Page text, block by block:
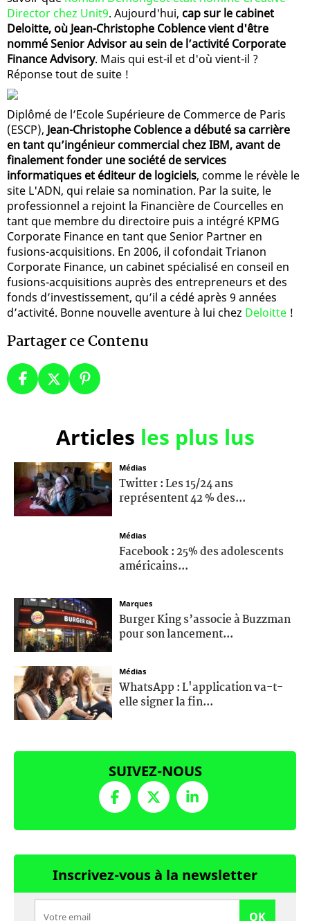
Director chez Unit9. Aujourd'hui, cap sur le cabinet
Deloitte, où Jean-Christophe Coblence vient d'être
nommé Senior Advisor au sein de l’activité Corporate
Finance Advisory. Mais qui est-il et d'où vient-il ?
Réponse tout de suite !
Diplômé de l’Ecole Supérieure de Commerce de Paris
(ESCP), Jean-Christophe Coblence a débuté sa carrière
en tant qu’ingénieur commercial chez IBM, avant de
finalement fonder une société de services
informatiques et éditeur de logiciels, comme le révèle le
site L'ADN, qui relaie sa nomination. Par la suite, le
professionnel a rejoint la Financière de Courcelles en
tant que membre du directoire puis a intégré KPMG
Corporate Finance en tant que Senior Partner en
fusions-acquisitions. En 2006, il cofondait Trianon
Corporate Finance, un cabinet spécialisé en conseil en
fusions-acquisitions auprès des entrepreneurs et des
fonds d’investissement, qu’il a cédé après 9 années
d’activité. Bonne nouvelle aventure à lui chez Deloitte !
Partager ce Contenu
Articles les plus lus
Médias
Twitter : Les 15/24 ans
représentent 42 % des...
Médias
Facebook : 25% des adolescents
américains...
Marques
Burger King s’associe à Buzzman
pour son lancement...
Médias
WhatsApp : L'application va-t-
elle signer la fin...
SUIVEZ-NOUS
Inscrivez-vous à la newsletter
OK